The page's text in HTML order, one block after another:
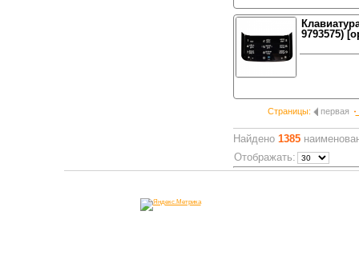
9793575)
Страницы: первая
Найдено 1385
Отображать: